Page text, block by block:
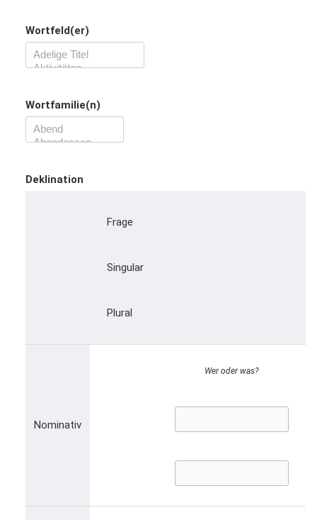
Wortfeld(er)
Wortfamilie(n)
Deklination
Frage
Singular
Plural
Nominativ
Wer oder was?